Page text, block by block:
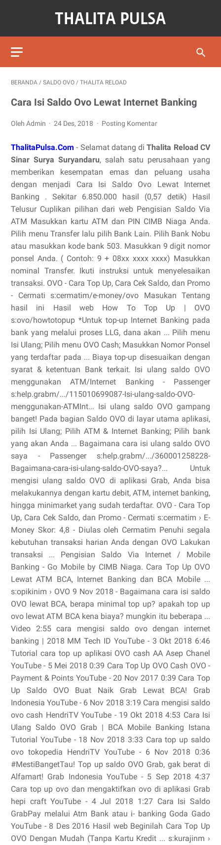
BERANDA / SALDO OVO / THALITA RELOAD
Cara Isi Saldo Ovo Lewat Internet Banking
Oleh Admin 24 Des, 2018 Posting Komentar
ThalitaPulsa.Com - Selamat datang diThalita Reload CV
Sinar Surya Suryandaru, salah satu perusahaan yang
memberikan kesempatan emas dan peluang usaha
dengan menjadi Cara Isi Saldo Ovo Lewat Internet
Banking . Sekitar 6.850.000 hasil (0,57 detik) Hasil
Telusur Cuplikan pilihan dari web Pengisian Saldo Via
ATM Masukkan kartu ATM dan PIN CIMB Niaga Anda.
Pilih menu Transfer lalu pilih Bank Lain. Pilih Bank Nobu
atau masukkan kode bank 503. Masukkan 9 digit nomor
ponsel Anda. ( Contoh: 9 + 08xx xxxx xxxx) Masukkan
nominal Transfer. Ikuti instruksi untuk menyelesaikan
transaksi. OVO - Cara Top Up, Cara Cek Saldo, dan Promo
- Cermati s:cermatim/e-money/ovo Masukan Tentang
hasil ini Hasil web How To Top Up | OVO
s:ovo/howtotopup *Untuk top-up Internet Banking pada
bank yang melalui proses LLG, dana akan ... Pilih menu
Isi Ulang; Pilih menu OVO Cash; Masukkan Nomor Ponsel
yang terdaftar pada ... Biaya top-up disesuaikan dengan
syarat & ketentuan Bank terkait. Isi ulang saldo OVO
menggunakan ATM/Internet Banking - Passenger
s:help.grabm/.../115010699087-Isi-ulang-saldo-OVO-
menggunakan-ATMInt... Isi ulang saldo OVO gampang
banget! Pada bagian Saldo OVO di layar utama aplikasi,
pilih Isi Ulang; Pilih ATM & Internet Banking; Pilih bank
yang akan Anda ... Bagaimana cara isi ulang saldo OVO
saya - Passenger s:help.grabm/.../360001258228-
Bagaimana-cara-isi-ulang-saldo-OVO-saya?... Untuk
mengisi ulang saldo OVO di aplikasi Grab, Anda bisa
melakukannya dengan kartu debit, ATM, internet banking,
hingga minimarket yang sudah terdaftar. OVO - Cara Top
Up, Cara Cek Saldo, dan Promo - Cermati s:cermatim › E-
Money Skor: 4,8 - ‎Diulas oleh Cermatim Penuhi segala
kebutuhan transaksi harian Anda dengan OVO Lakukan
transaksi ... Pengisian Saldo Via Internet / Mobile
Banking - Go Mobile by CIMB Niaga. Cara Top Up OVO
Lewat ATM BCA, Internet Banking dan BCA Mobile ...
s:opikinim › OVO 9 Nov 2018 - Bagaimana cara isi saldo
OVO lewat BCA, berapa minimal top up? apakah top up
ovo lewat ATM BCA kena biaya? mungkin itu beberapa ...
Video 2:55 cara mengisi saldo ovo dengan internet
banking | 2018 MM Tech ID YouTube - 3 Okt 2018 6:46
Tutorial cara top up aplikasi OVO cash AA Asep Chanel
YouTube - 5 Mei 2018 0:39 Cara Top Up OVO Cash OVO -
Payment & Points YouTube - 20 Nov 2017 0:39 Cara Top
Up Saldo OVO Buat Naik Grab Lewat BCA! Grab
Indonesia YouTube - 6 Nov 2018 3:19 Cara mengisi saldo
ovo cash HendriTV YouTube - 19 Okt 2018 4:53 Cara Isi
Ulang Saldo OVO Grab | BCA Mobile Banking Istana
Tutorial YouTube - 18 Nov 2018 3:33 Cara top up saldo
ovo tokopedia HendriTV YouTube - 6 Nov 2018 0:36
#MestiBangetTau! Top up saldo OVO Grab, gak berat di
Alfamart! Grab Indonesia YouTube - 5 Sep 2018 4:37
Cara top up ovo dan mengaktifkan ovo di aplikasi Grab
hepi craft YouTube - 4 Jul 2018 1:27 Cara Isi Saldo
GrabPay melalui Atm Bank atau i- banking Goda Gado
YouTube - 8 Des 2016 Hasil web Beginilah Cara Top Up
OVO Dengan Mudah (Tanpa Kartu Kredit ... s:kurajinm ›